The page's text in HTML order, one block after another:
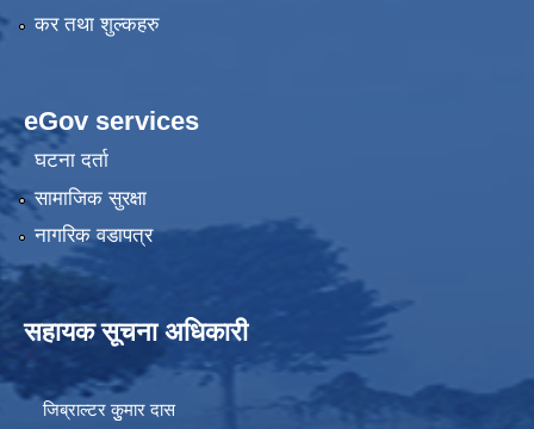
कर तथा शुल्कहरु
eGov services
घटना दर्ता
सामाजिक सुरक्षा
नागरिक वडापत्र
सहायक सूचना अधिकारी
जिब्राल्टर कुुमार दास